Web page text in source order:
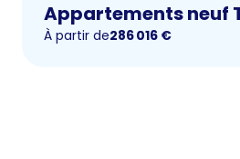
Appartements neuf
À partir de286 016 €